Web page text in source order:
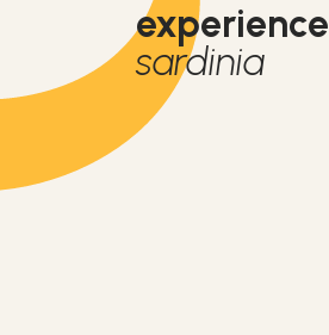
experience
sardinia